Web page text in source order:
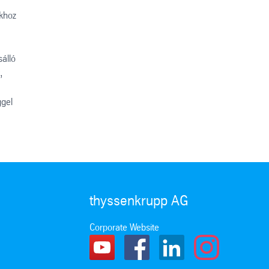
thyssenkrupp AG
Corporate Website